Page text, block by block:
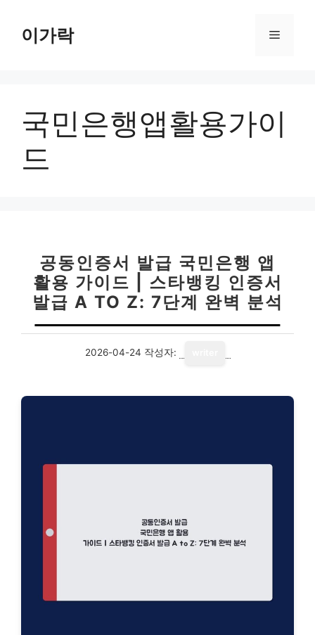
이가락 메
국민은행앱활용가이
드
공동인증서 발급 국민은행 앱
활용 가이드 | 스타뱅킹 인증서
발급 A TO Z: 7단계 완벽 분석
2026-04-24 작성자: